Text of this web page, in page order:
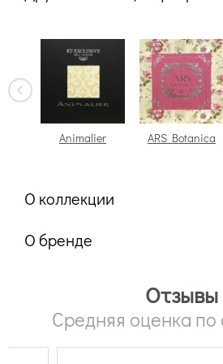
Animalier ARS Botanica
О коллекции
О бренде
Отзывы
Средняя оценка по